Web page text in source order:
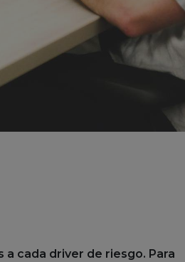
a cada driver de riesgo. Para